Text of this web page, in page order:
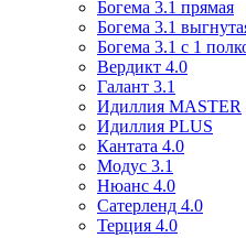
Богема 3.1 прямая
Богема 3.1
Богема 3.1 с 1
Вердикт 4.0
Галант 3.1
Идиллия MASTER
Идиллия PLUS
Кантата 4.0
Модус 3.1
Нюанс 4.0
Сатерленд 4.0
Терция 4.0